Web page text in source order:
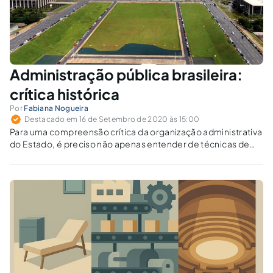
Administração pública brasileira:
crítica histórica
Por Fabiana Nogueira
Destacado em 16 de Setembro de 2020 às 15:00
Para uma compreensão crítica da organização administrativa
do Estado, é preciso não apenas entender de técnicas de
disputa de poder entre grupos/pessoas.